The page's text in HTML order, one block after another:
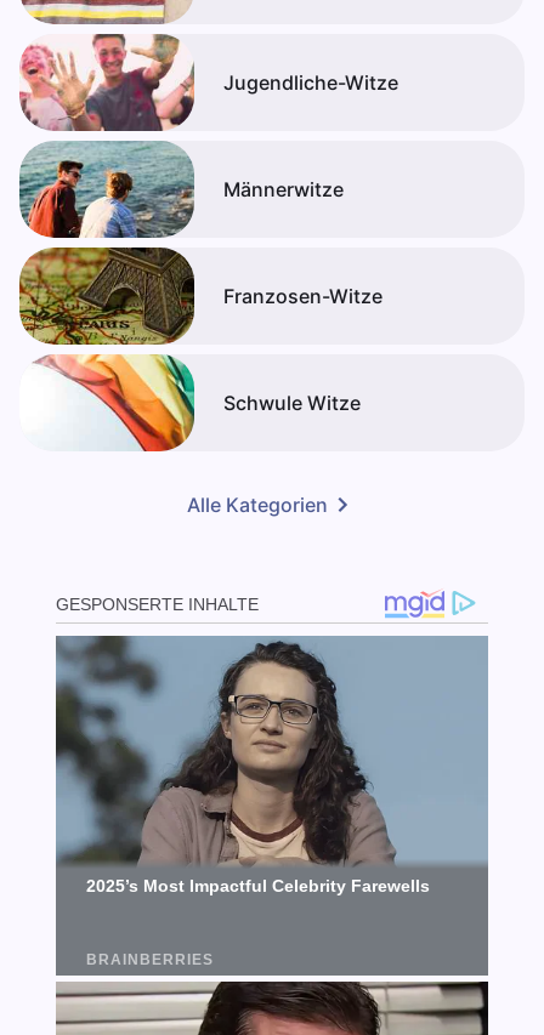
Jugendliche-Witze
Männerwitze
Franzosen-Witze
Schwule Witze
Alle Kategorien